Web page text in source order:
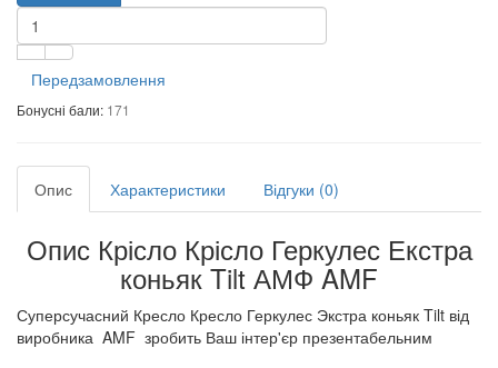
Передзамовлення
Бонусні бали: 171
Опис Характеристики Відгуки (0)
Опис Крісло Крісло Геркулес Екстра
коньяк Tilt АМФ AMF
Суперсучасний Кресло Кресло Геркулес Экстра коньяк Tilt від
виробника AMF зробить Ваш інтер'єр презентабельним